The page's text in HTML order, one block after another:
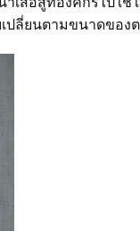
ปลี่ยนตามขนาดขอ